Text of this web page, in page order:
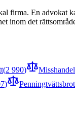
firma. En advokat
inom det
(2 990) Misshandel
)